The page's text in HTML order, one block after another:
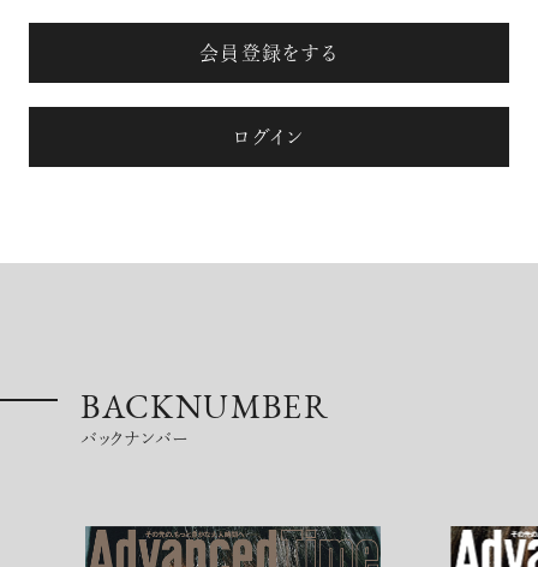
超絶技巧が生み出すエナメル工芸
のアートピース
力車
会員登録をする
ログイン
BACKNUMBER
バックナンバー